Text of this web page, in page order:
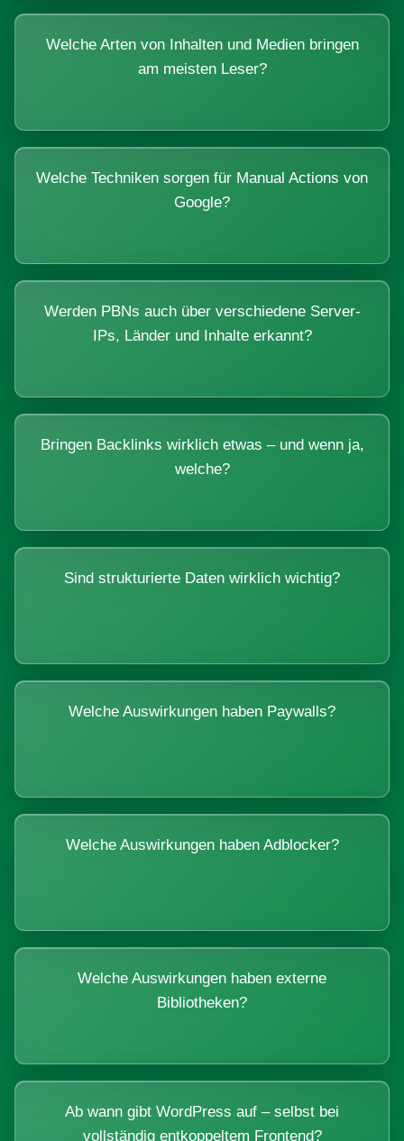
Welche Arten von Inhalten und Medien bringen
am meisten Leser?
Welche Techniken sorgen für Manual Actions von
Google?
Werden PBNs auch über verschiedene Server-
IPs, Länder und Inhalte erkannt?
Bringen Backlinks wirklich etwas – und wenn ja,
welche?
Sind strukturierte Daten wirklich wichtig?
Welche Auswirkungen haben Paywalls?
Welche Auswirkungen haben Adblocker?
Welche Auswirkungen haben externe
Bibliotheken?
Ab wann gibt WordPress auf – selbst bei
vollständig entkoppeltem Frontend?